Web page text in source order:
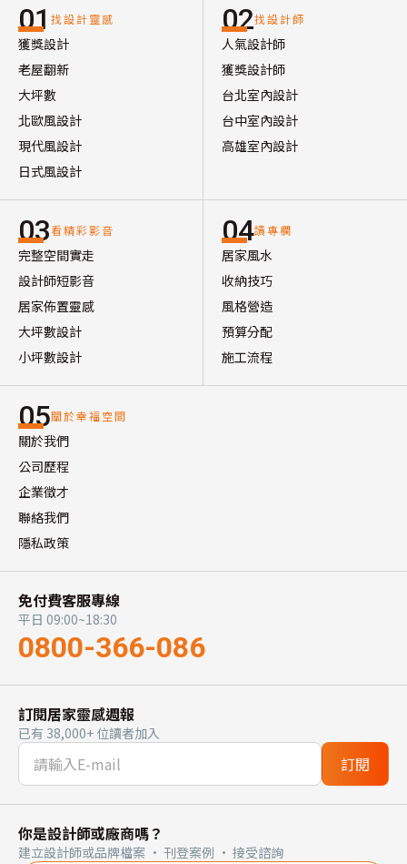
01 找設計靈感
獲獎設計
老屋翻新
大坪數
北歐風設計
現代風設計
日式風設計
02找設計師
人氣設計師
獲獎設計師
台北室內設計
台中室內設計
高雄室內設計
03看精彩影音
完整空間實走
設計師短影音
居家佈置靈感
大坪數設計
小坪數設計
04讀專欄
居家風水
收納技巧
風格營造
預算分配
施工流程
05關於幸福空間
關於我們
公司歷程
企業徵才
聯絡我們
隱私政策
免付費客服專線
平日 09:00~18:30
0800-366-086
訂閱居家靈感週報
已有 38,000+ 位讀者加入
訂閱
你是設計師或廠商嗎？
建立設計師或品牌檔案 · 刊登案例 · 接受諮詢